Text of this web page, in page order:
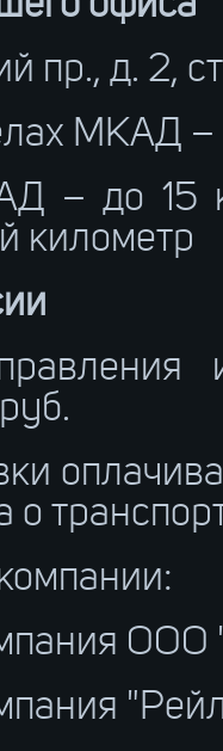
пр., д. 2,
МКАД –
– до
километр
о